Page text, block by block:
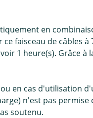
en
faisceau de câbles
1 heure(s). Grâce
en cas d'utilisation
n'est pas permise
soutenu.